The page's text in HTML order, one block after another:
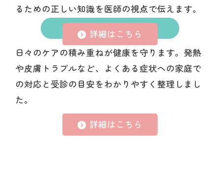
るための正しい知識を医師の視点で伝えます。
詳細はこちら
ホームケア
日々のケアの積み重ねが健康を守ります。発熱
や皮膚トラブルなど、よくある症状への家庭で
の対応と受診の目安をわかりやすく整理しまし
た。
詳細はこちら